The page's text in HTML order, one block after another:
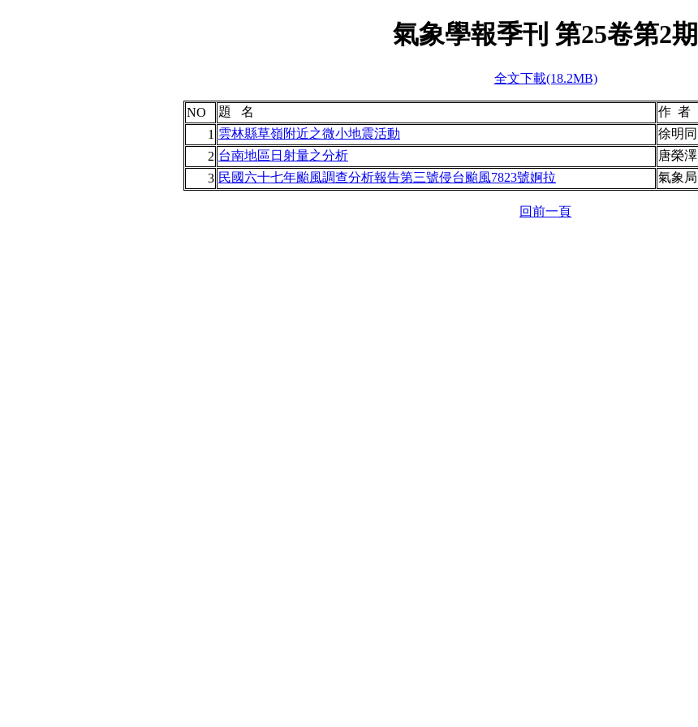
氣象學報季刊 第25卷第2期
全文下載(18.2MB)
NO 題 名 作 者
1 雲林縣草嶺附近之微小地震活動 徐明同
2 台南地區日射量之分析 唐榮澤
3 民國六十七年颱風調查分析報告第三號侵台颱風7823號婀拉 氣象局
回前一頁